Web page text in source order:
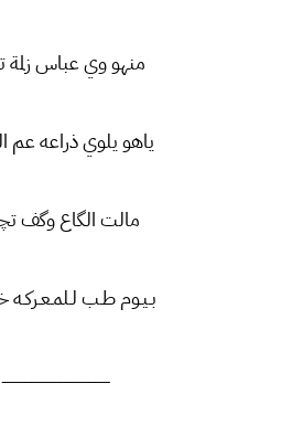
منهو وي عباس زلمة
ياهو يلوي ذراعه عم
مالت الگاع وگف
بـيـوم طـب لـلمـعـركـه
ـــــــــــــــــــــــــــــــــــــــــــــــــ